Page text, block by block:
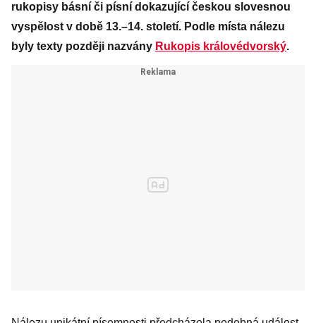
rukopisy básní či písní dokazující českou slovesnou
vyspělost v době 13.–14. století. Podle místa nálezu
byly texty později nazvány Rukopis královédvorský.